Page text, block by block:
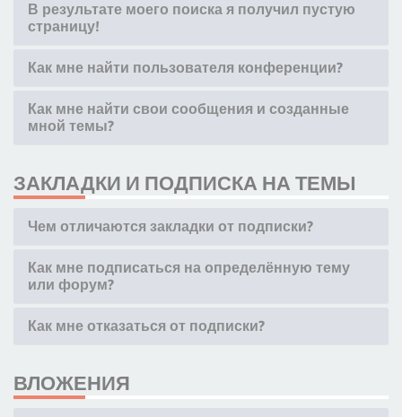
В результате моего поиска я получил пустую
страницу!
Как мне найти пользователя конференции?
Как мне найти свои сообщения и созданные
мной темы?
ЗАКЛАДКИ И ПОДПИСКА НА ТЕМЫ
Чем отличаются закладки от подписки?
Как мне подписаться на определённую тему
или форум?
Как мне отказаться от подписки?
ВЛОЖЕНИЯ